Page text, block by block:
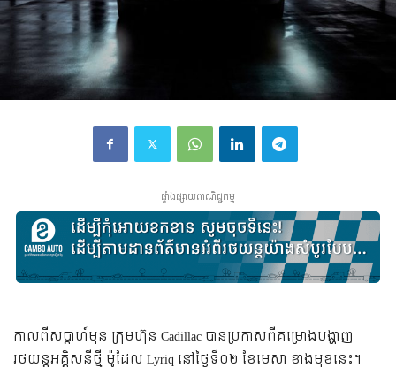
ផ្ទាំងផ្សាយពាណិជ្ជកម្ម
កាលពីសប្តាហ៍មុន ក្រុមហ៊ុន Cadillac បានប្រកាសពីគម្រោងបង្ហាញ
រថយន្តអគ្គិសនីថ្មី ម៉ូដែល Lyriq នៅថ្ងៃទី០២ ខែមេសា ខាងមុខនេះ។